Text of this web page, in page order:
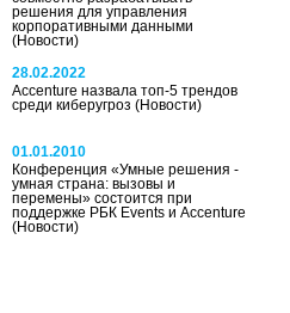
решения для управления
корпоративными данными
(Новости)
28.02.2022
Accenture назвала топ-5 трендов
среди киберугроз(Новости)
01.01.2010
Конференция «Умные решения -
умная страна: вызовы и
перемены» состоится при
поддержке РБК Events и Accenture
(Новости)